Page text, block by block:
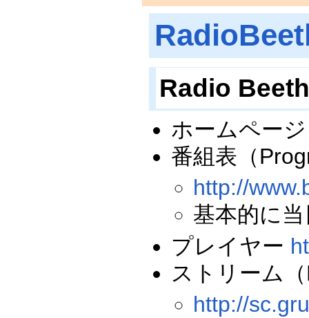
Radio
ホームペー
番組表（
http://
基本的に
プレイヤー
ストリーム
http://